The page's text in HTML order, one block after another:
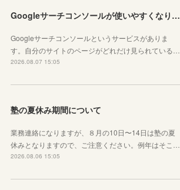
Googleサーチコンソールが使いやすくなりました！YouTubeも見れるように！
Googleサーチコンソールというサービスがありま
す。自分のサイトのページがどれだけ見られている…
2026.08.07 15:05
塾の夏休み期間について
業務連絡になりますが、８月の10日〜14日は塾の夏
休みとなりますので、ご注意ください。例年はそこ…
2026.08.06 15:05